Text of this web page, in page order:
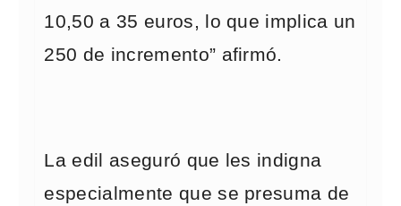
10,50 a 35 euros, lo que implica un
250 de incremento” afirmó.
La edil aseguró que les indigna
especialmente que se presuma de